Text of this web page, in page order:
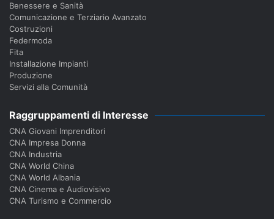
Benessere e Sanità
Comunicazione e Terziario Avanzato
Costruzioni
Federmoda
Fita
Installazione Impianti
Produzione
Servizi alla Comunità
Raggruppamenti di Interesse
CNA Giovani Imprenditori
CNA Impresa Donna
CNA Industria
CNA World China
CNA World Albania
CNA Cinema e Audiovisivo
CNA Turismo e Commercio